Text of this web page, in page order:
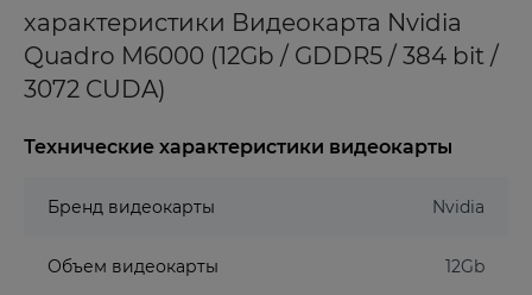
характеристики Видеокарта Nvidia
Quadro M6000 (12Gb / GDDR5 / 384 bit /
3072 CUDA)
Технические характеристики видеокарты
Бренд видеокарты Nvidia
Объем видеокарты 12Gb